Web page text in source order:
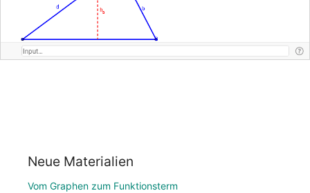
Neue Materialien
Vom Graphen zum Funktionsterm